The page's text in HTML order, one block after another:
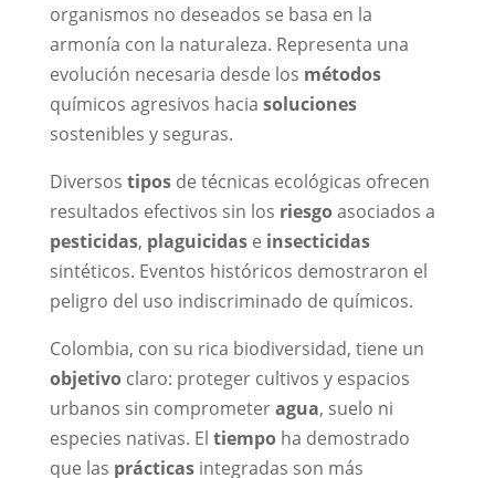
organismos no deseados se basa en la
armonía con la naturaleza. Representa una
evolución necesaria desde los métodos
químicos agresivos hacia soluciones
sostenibles y seguras.
Diversos tiposde técnicas ecológicas ofrecen
resultados efectivos sin los riesgoasociados a
pesticidas, plaguicidase insecticidas
sintéticos. Eventos históricos demostraron el
peligro del uso indiscriminado de químicos.
Colombia, con su rica biodiversidad, tiene un
objetivoclaro: proteger cultivos y espacios
urbanos sin comprometeragua, suelo ni
especies nativas. El tiempoha demostrado
que las prácticasintegradas son más